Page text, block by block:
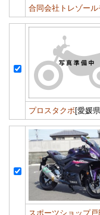
合同会社トレゾール
プロスタクボ[愛媛
スポーツショップ戸